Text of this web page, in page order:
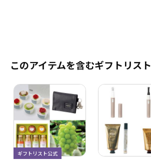
このアイテムを含むギフトリスト
ギフトリスト公式